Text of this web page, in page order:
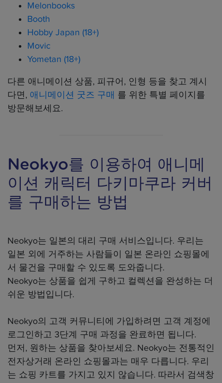
Melonbooks
Booth
Hobby Japan (18+)
Movic
Yometan (18+)
다른 애니메이션 상품, 피규어, 인형 등을 찾고 계시
다면, 애니메이션 굿즈 구매 를 위한 특별 페이지를
방문해보세요.
Neokyo를 이용하여 애니메
이션 캐릭터 다키마쿠라 커버
를 구매하는 방법
Neokyo는 일본의 대리 구매 서비스입니다. 우리는
일본 외에 거주하는 사람들이 일본 온라인 쇼핑몰에
서 물건을 구매할 수 있도록 도와줍니다.
Neokyo는 상품을 쉽게 구하고 컬렉션을 완성하는 더
쉬운 방법입니다.
Neokyo의 고객 커뮤니티에 가입하려면 고객 계정에
로그인하고 3단계 구매 과정을 완료하면 됩니다.
먼저, 원하는 상품을 찾아보세요. Neokyo는 전통적인
전자상거래 온라인 쇼핑몰과는 매우 다릅니다. 우리
는 쇼핑 카트를 가지고 있지 않습니다. 따라서 검색창